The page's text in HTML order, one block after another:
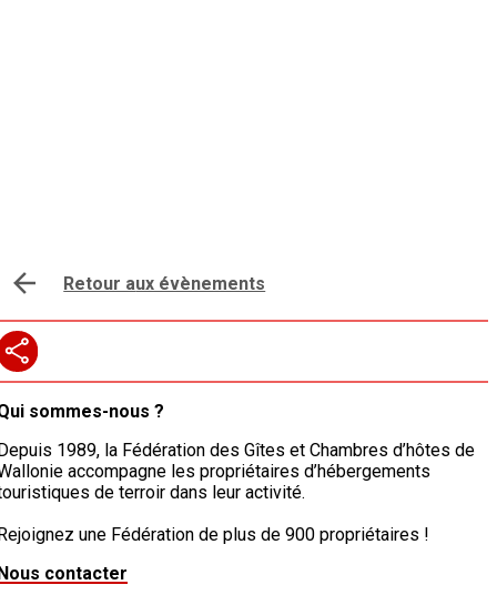
Retour aux évènements
sommes-nous ?
Depuis 1989, la Fédération des Gîtes et Chambres d’hôtes de
accompagne les propriétaires d’hébergements
de terroir dans leur activité.
Rejoignez une Fédération de plus de 900 propriétaires !
Nous contacter